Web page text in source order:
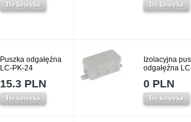
Do koszyka Do koszyka
Puszka odgałęźna
LC-PK-24
15.3 PLN
Do koszyka
Izolacyjna
odgałęźna
0 PLN
Do koszyka